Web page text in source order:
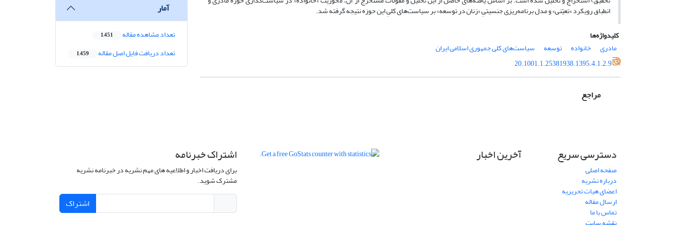
انطباق رویکرد «تعیّنی» و مدل برنامه‌ریزی جنسیتیِ «زنان در توسعه» بر سیاست‌های کلیِ این حوزه نتیجه گرفته شد.
کلیدواژه‌ها
مادری
خانواده توسعه
سیاست‌های کلی جمهوری اسلامی ایران
20.1001.1.25381938.1395.4.1.2.9
مراجع
آمار
تعداد مشاهده مقاله 1,451
تعداد دریافت فایل اصل مقاله 1,459
دسترسی سریع
صفحه اصلی
درباره نشریه
اعضای هیات تحریریه
ارسال مقاله
تماس با ما
آخرین اخبار اشتراک خبرنامه
برای دریافت اخبار و اطلاعیه های مهم نشریه در خبرنامه نشریه
مشترک شوید.
اشتراک